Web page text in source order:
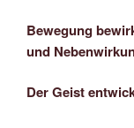
Bewegung
und
Der Geist